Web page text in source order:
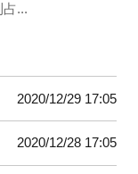
...
2020/12/29 17:05
2020/12/28 17:05